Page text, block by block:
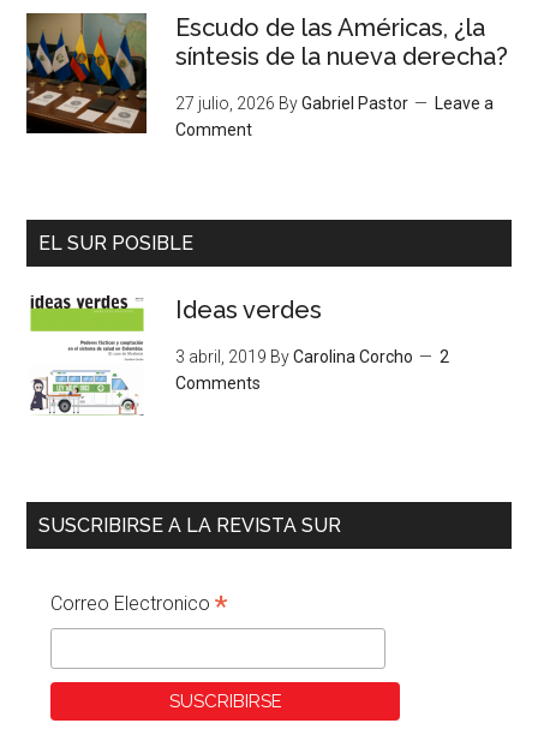
Escudo de las Américas, ¿la
síntesis de la nueva derecha?
27 julio, 2026 ByGabriel Pastor
Leave a
Comment
EL SUR POSIBLE
Ideas verdes
3 abril, 2019 ByCarolina Corcho
2
Comments
SUSCRIBIRSE A LA REVISTA SUR
Correo Electronico*